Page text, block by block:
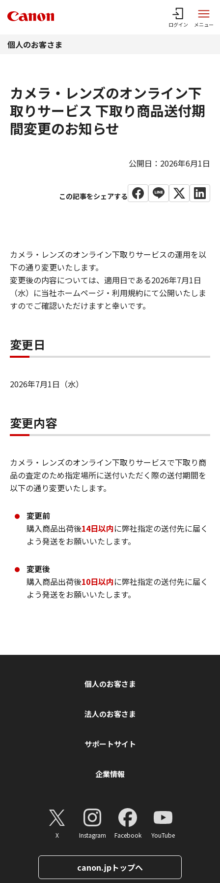
ログイン メニュー
個人のお客さま
カメラ・レンズのオンライン下
取りサービス 下取り商品送付期
間変更のお知らせ
公開日：2026年6月1日
カメラ・レンズのオンライン下取りサービスの運用を以
下の通り変更いたします。
変更後の内容については、適用日である2026年7月1日
（水）に当社ホームページ・利用規約にて公開いたしま
すのでご確認いただけますと幸いです。
変更日
2026年7月1日（水）
変更内容
カメラ・レンズのオンライン下取りサービスで下取り商
品の査定のため指定場所に送付いただく際の送付期間を
以下の通り変更いたします。
変更前
購入商品出荷後14日以内に弊社指定の送付先に届く
よう発送をお願いいたします。
変更後
購入商品出荷後10日以内に弊社指定の送付先に届く
よう発送をお願いいたします。
個人のお客さま
法人のお客さま
サポートサイト
企業情報
X Instagram Facebook YouTube
canon.jpトップへ